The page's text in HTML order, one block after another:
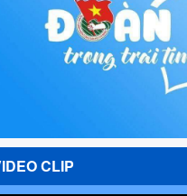
CLIP